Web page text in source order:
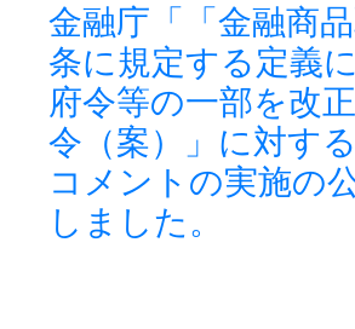
金融庁「「金融商
条に規定する定義
府令等の一部を改
令（案）」に対す
コメントの実施の
しました。